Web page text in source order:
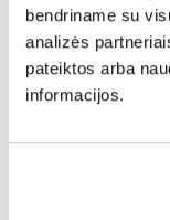
bendriname su
analizės
pateiktos arba
informacijos.
Žemaitijos,
dalyvis Nerijus
balsas“, „Aš –
faktorius“
bei filmuojama.